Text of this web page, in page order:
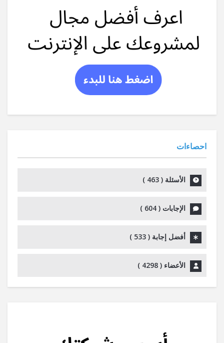
احصاءات
الأسئلة ( 463
)
الإجابات ( 604
)
أفضل إجابة ( 533
)
الأعضاء ( 4298
)